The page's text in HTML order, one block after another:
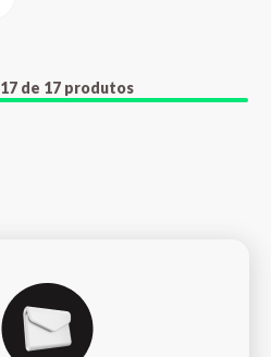
17 de 17 produtos